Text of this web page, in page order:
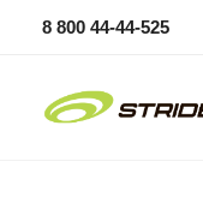
8 800 44-44-525